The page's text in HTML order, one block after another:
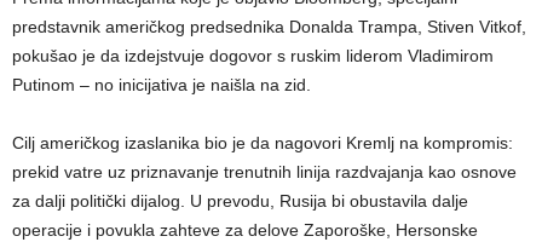
predstavnik američkog predsednika Donalda Trampa, Stiven Vitkof,
pokušao je da izdejstvuje dogovor s ruskim liderom Vladimirom
Putinom – no inicijativa je naišla na zid.
Cilj američkog izaslanika bio je da nagovori Kremlj na kompromis:
prekid vatre uz priznavanje trenutnih linija razdvajanja kao osnove
za dalji politički dijalog. U prevodu, Rusija bi obustavila dalje
operacije i povukla zahteve za delove Zaporoške, Hersonske